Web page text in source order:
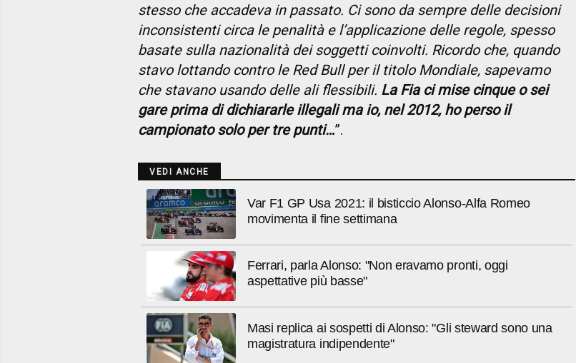
stesso che accadeva in passato. Ci sono da sempre delle decisioni
inconsistenti circa le penalità e l’applicazione delle regole, spesso
basate sulla nazionalità dei soggetti coinvolti. Ricordo che, quando
stavo lottando contro le Red Bull per il titolo Mondiale, sapevamo
che stavano usando delle ali flessibili. La Fia ci mise cinque o sei
gare prima di dichiararle illegali ma io, nel 2012, ho perso il
campionato solo per tre punti…”.
VEDI ANCHE
Var F1 GP Usa 2021: il bisticcio Alonso-Alfa Romeo
movimenta il fine settimana
Ferrari, parla Alonso: "Non eravamo pronti, oggi
aspettative più basse"
Masi replica ai sospetti di Alonso: "Gli steward sono una
magistratura indipendente"